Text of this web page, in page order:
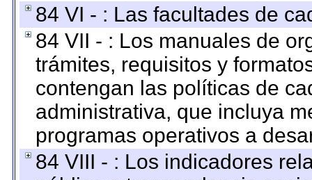
84 VI - : Las facultades de
84 VII - : Los manuales de
trámites, requisitos y
contengan las políticas de
administrativa, que incluya
programas operativos a
84 VIII - : Los indicadores